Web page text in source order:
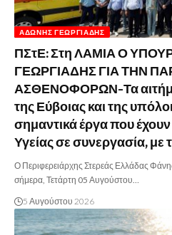
ΆΔΩΝΗΣ ΓΕΩΡΓΙΆΔΗΣ
ΠΣτΕ: Στη ΛΑΜΙΑ Ο
ΓΕΩΡΓΙΑΔΗΣ ΓΙΑ ΤΗΝ
ΑΣΘΕΝΟΦΟΡΩΝ-Τα
της Εύβοιας και της
σημαντικά έργα που έχουν
Υγείας σε συνεργασία, με
Ο Περιφερειάρχης Στερεάς Ελλάδας
σήμερα, Τετάρτη 05 Αυγούστου…
5 Αυγούστου 2026